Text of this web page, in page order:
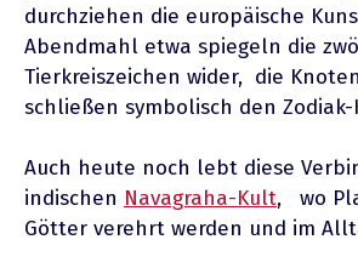
durchziehen die europäische
Abendmahl etwa spiegeln die
Tierkreiszeichen wider, die
schließen symbolisch den Zodiak-
Auch heute noch lebt diese
indischen Navagraha-Kult, wo
Götter verehrt werden und im